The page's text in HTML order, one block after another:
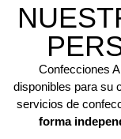
Confecciones
disponibles para su
servicios de
forma